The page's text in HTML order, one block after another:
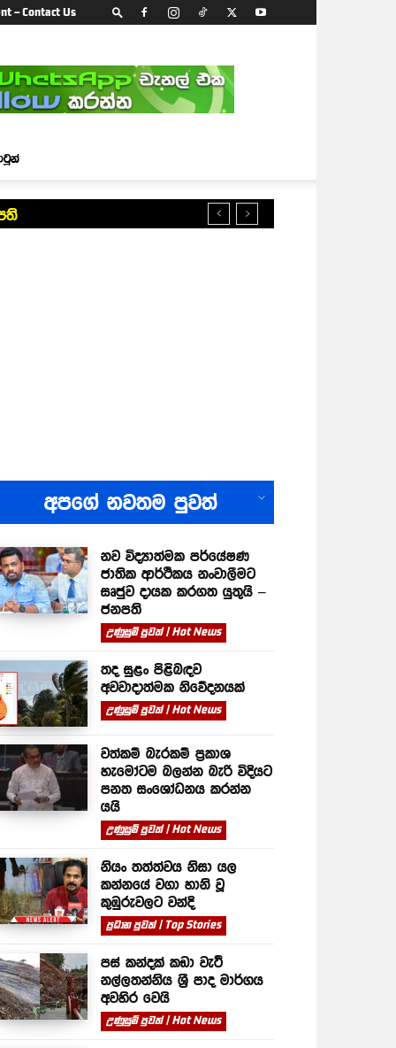
– Contact Us
අපගේ නවතම පුවත්
නව විද්‍යාත්මක පර්යේෂණ
ජාතික ආර්ථිකය නංවාලීමට
සෘජුව දායක කරගත යුතුයි –
ජනපති
උණුසුම් පුවත් | Hot News
තද සුළං පිළිබඳව
අවවාදාත්මක නිවේදනයක්
උණුසුම් පුවත් | Hot News
වත්කම් බැරකම් ප්‍රකාශ
හැමෝටම බලන්න බැරි විදියට
පනත සංශෝධනය කරන්න
යයි
උණුසුම් පුවත් | Hot News
නියං තත්ත්වය නිසා යල
කන්නයේ වගා හානි වූ
කුඹුරුවලට වන්දි
ප්‍රධාන පුවත් | Top Stories
පස් කන්දක් කඩා වැටී
නල්ලතන්නිය ශ්‍රී පාද මාර්ගය
අවහිර වෙයි
උණුසුම් පුවත් | Hot News